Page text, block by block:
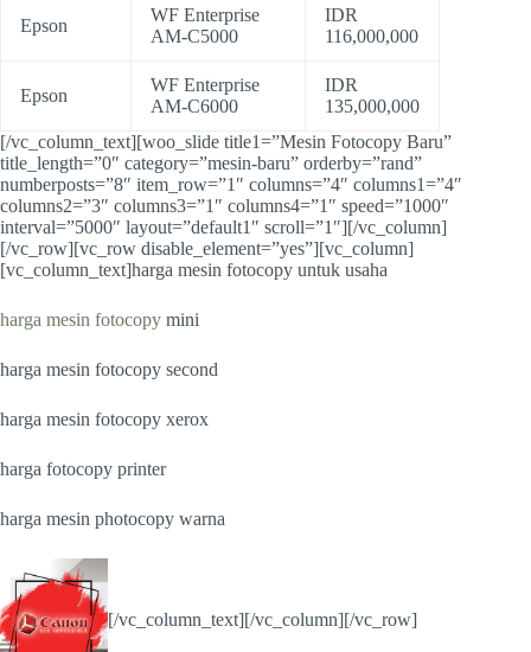
Epson
WF Enterprise
AM-C5000
IDR
116,000,000
Epson
WF Enterprise
AM-C6000
IDR
135,000,000
[/vc_column_text][woo_slide title1=”Mesin Fotocopy Baru”
title_length=”0″ category=”mesin-baru” orderby=”rand”
numberposts=”8″ item_row=”1″ columns=”4″ columns1=”4″
columns2=”3″ columns3=”1″ columns4=”1″ speed=”1000″
interval=”5000″ layout=”default1″ scroll=”1″][/vc_column]
[/vc_row][vc_row disable_element=”yes”][vc_column]
[vc_column_text]harga mesin fotocopy untuk usaha
harga mesin fotocopy mini
harga mesin fotocopy second
harga mesin fotocopy xerox
harga fotocopy printer
harga mesin photocopy warna
[/vc_column_text][/vc_column][/vc_row]